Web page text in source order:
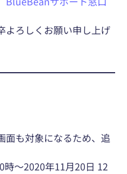
よろしくお願い申し上げ
面も対象になるため、追
～2020年11月20日 12